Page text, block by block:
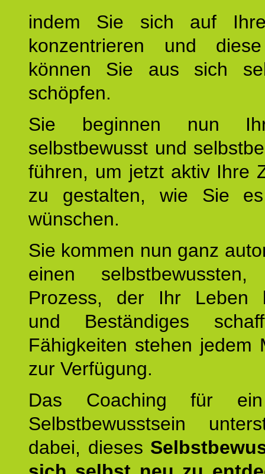
indem Sie sich auf
konzentrieren und
können Sie aus sich
schöpfen.
Sie beginnen nun
selbstbewusst und
führen, um jetzt aktiv Ihre
zu gestalten, wie Sie
wünschen.
Sie kommen nun ganz
einen selbstbewussten,
Prozess, der Ihr Leben
und Beständiges
Fähigkeiten stehen jedem
zur Verfügung.
Das Coaching für
Selbstbewusstsein
dabei, dieses